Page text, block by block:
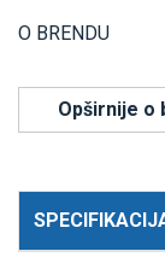
O BRENDU
Opširnije o